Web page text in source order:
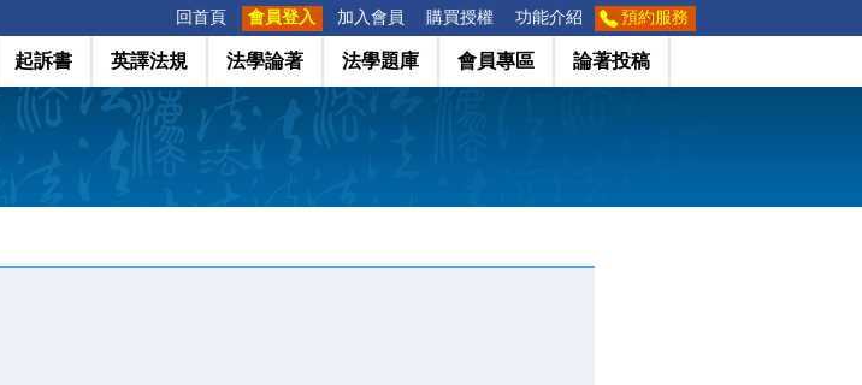
回首頁 會員登入 加入會員 購買授權 功能介紹 預約服務
起訴書 英譯法規 法學論著 法學題庫 會員專區 論著投稿